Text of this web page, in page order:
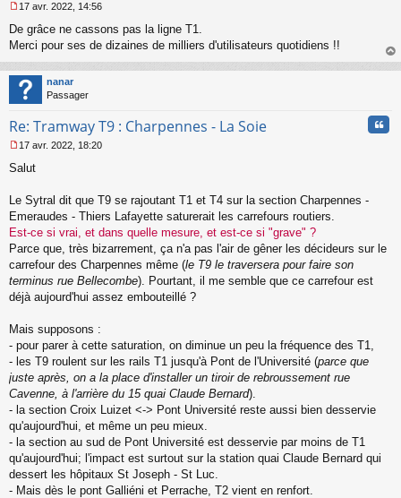
e
s
a
g
e
o
l
u
17 avr. 2022, 14:56
De grâce ne cassons pas la ligne T1.
Merci pour ses de dizaines de milliers d'utilisateurs quotidiens !!
au
nanar
Passager
Re: Tramway T9 : Charpennes - La Soie
e
g
e
n
o
u
17 avr. 2022, 18:20
Salut
Le Sytral dit que T9 se rajoutant T1 et T4 sur la section Charpennes -
Emeraudes - Thiers Lafayette saturerait les carrefours routiers.
Est-ce si vrai, et dans quelle mesure, et est-ce si "grave" ?
Parce que, très bizarrement, ça n'a pas l'air de gêner les décideurs sur le
carrefour des Charpennes même (le T9 le traversera pour faire son
terminus rue Bellecombe). Pourtant, il me semble que ce carrefour est
déjà aujourd'hui assez embouteillé ?
Mais supposons :
- pour parer à cette saturation, on diminue un peu la fréquence des T1,
- les T9 roulent sur les rails T1 jusqu'à Pont de l'Université (parce que
juste après, on a la place d'installer un tiroir de rebroussement rue
Cavenne, à l'arrière du 15 quai Claude Bernard).
- la section Croix Luizet <-> Pont Université reste aussi bien desservie
qu'aujourd'hui, et même un peu mieux.
- la section au sud de Pont Université est desservie par moins de T1
qu'aujourd'hui; l'impact est surtout sur la station quai Claude Bernard qui
dessert les hôpitaux St Joseph - St Luc.
- Mais dès le pont Galliéni et Perrache, T2 vient en renfort.